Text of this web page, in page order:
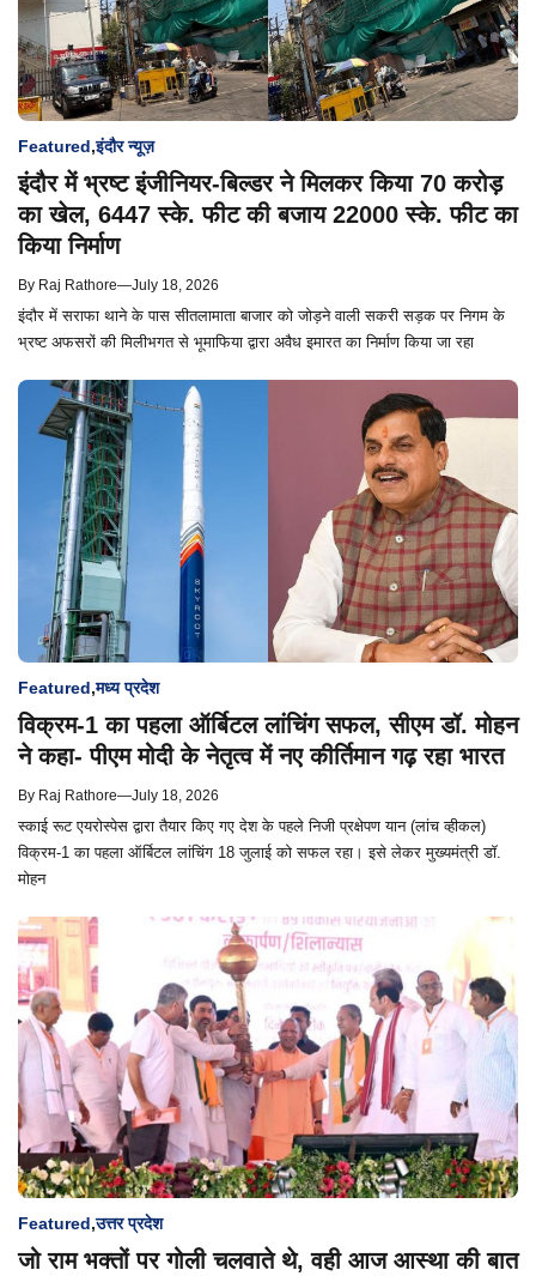
Featured,इंदौर न्यूज़
इंदौर में भ्रष्ट इंजीनियर-बिल्डर ने मिलकर किया 70 करोड़
का खेल, 6447 स्के. फीट की बजाय 22000 स्के. फीट का
किया निर्माण
By Raj Rathore—July 18, 2026
इंदौर में सराफा थाने के पास सीतलामाता बाजार को जोड़ने वाली सकरी सड़क पर निगम के
भ्रष्ट अफसरों की मिलीभगत से भूमाफिया द्वारा अवैध इमारत का निर्माण किया जा रहा
Featured,मध्य प्रदेश
विक्रम-1 का पहला ऑर्बिटल लांचिंग सफल, सीएम डॉ. मोहन
ने कहा- पीएम मोदी के नेतृत्व में नए कीर्तिमान गढ़ रहा भारत
By Raj Rathore—July 18, 2026
स्काई रूट एयरोस्पेस द्वारा तैयार किए गए देश के पहले निजी प्रक्षेपण यान (लांच व्हीकल)
विक्रम-1 का पहला ऑर्बिटल लांचिंग 18 जुलाई को सफल रहा। इसे लेकर मुख्यमंत्री डॉ.
मोहन
Featured,उत्तर प्रदेश
जो राम भक्तों पर गोली चलवाते थे, वही आज आस्था की बात